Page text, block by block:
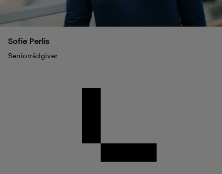
Sofie Perlis
Seniorrådgiver